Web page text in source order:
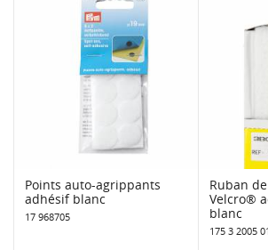
Points auto-agrippants
adhésif blanc
17 968705
Ruban
Velcro®
blanc
175 3 2005